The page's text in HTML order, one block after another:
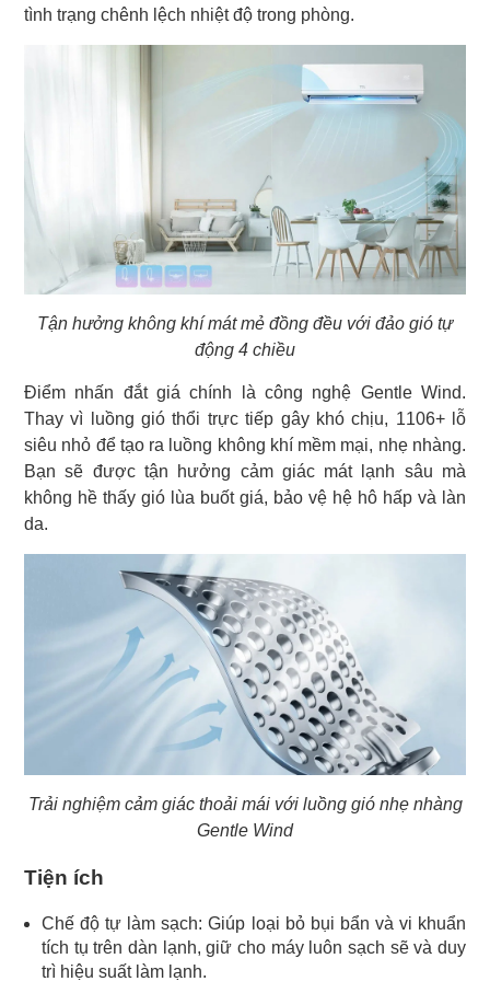
tình trạng chênh lệch nhiệt độ trong phòng.
Tận hưởng không khí mát mẻ đồng đều với đảo gió tự
động 4 chiều
Điểm nhấn đắt giá chính là công nghệ Gentle Wind.
Thay vì luồng gió thổi trực tiếp gây khó chịu, 1106+ lỗ
siêu nhỏ để tạo ra luồng không khí mềm mại, nhẹ nhàng.
Bạn sẽ được tận hưởng cảm giác mát lạnh sâu mà
không hề thấy gió lùa buốt giá, bảo vệ hệ hô hấp và làn
da.
Trải nghiệm cảm giác thoải mái với luồng gió nhẹ nhàng
Gentle Wind
Tiện ích
Chế độ tự làm sạch: Giúp loại bỏ bụi bẩn và vi khuẩn
tích tụ trên dàn lạnh, giữ cho máy luôn sạch sẽ và duy
trì hiệu suất làm lạnh.